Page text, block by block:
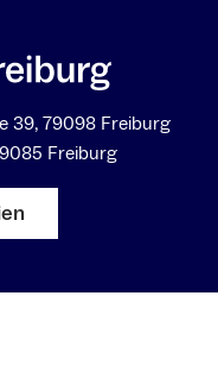
39, 79098 Freiburg
Freiburg